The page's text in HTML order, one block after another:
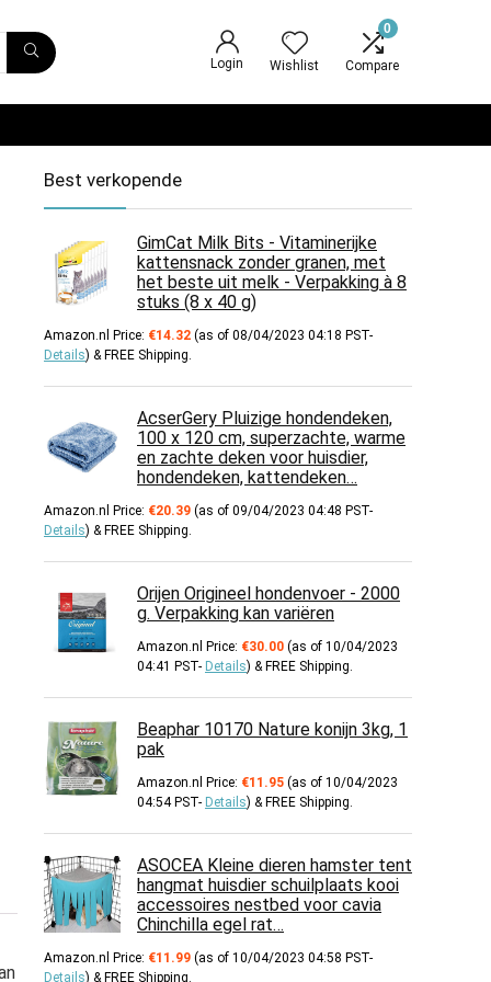
Login Wishlist
0
Compare
Best verkopende
GimCat Milk Bits - Vitaminerijke
kattensnack zonder granen, met
het beste uit melk - Verpakking à 8
stuks (8 x 40 g)
Amazon.nl Price: €14.32 (as of 08/04/2023 04:18 PST-
Details) & FREE Shipping.
AcserGery Pluizige hondendeken,
100 x 120 cm, superzachte, warme
en zachte deken voor huisdier,
hondendeken, kattendeken…
Amazon.nl Price: €20.39 (as of 09/04/2023 04:48 PST-
Details) & FREE Shipping.
Orijen Origineel hondenvoer - 2000
g. Verpakking kan variëren
Amazon.nl Price: €30.00 (as of 10/04/2023
04:41 PST- Details) & FREE Shipping.
Beaphar 10170 Nature konijn 3kg, 1
pak
Amazon.nl Price: €11.95 (as of 10/04/2023
04:54 PST- Details) & FREE Shipping.
ASOCEA Kleine dieren hamster tent
hangmat huisdier schuilplaats kooi
accessoires nestbed voor cavia
Chinchilla egel rat…
Amazon.nl Price: €11.99 (as of 10/04/2023 04:58 PST-
Details) & FREE Shipping.